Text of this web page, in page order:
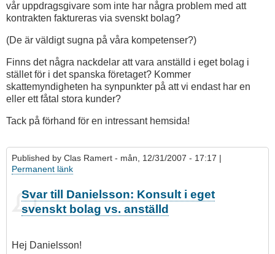
vår uppdragsgivare som inte har några problem med att
kontrakten faktureras via svenskt bolag?
(De är väldigt sugna på våra kompetenser?)
Finns det några nackdelar att vara anställd i eget bolag i
stället för i det spanska företaget? Kommer
skattemyndigheten ha synpunkter på att vi endast har en
eller ett fåtal stora kunder?
Tack på förhand för en intressant hemsida!
Published by Clas Ramert - mån, 12/31/2007 - 17:17 |
Permanent länk
Svar till Danielsson: Konsult i eget
svenskt bolag vs. anställd
Hej Danielsson!